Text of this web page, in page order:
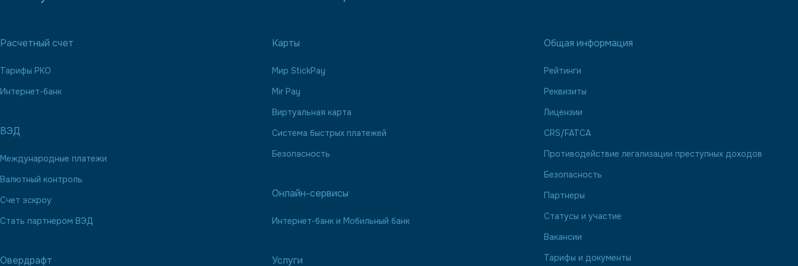
Расчетный счет
Тарифы РКО
Интернет-банк
ВЭД
Международные платежи
Валютный контроль
Счет эскроу
Стать партнером ВЭД
Овердрафт
Карты
Мир StickPay
Mir Pay
Виртуальная карта
Система быстрых платежей
Безопасность
Онлайн-сервисы
Интернет-банк и Мобильный банк
Услуги
Общая информация
Рейтинги
Реквизиты
Лицензии
CRS/FATCA
Противодействие легализации преступных доходов
Безопасность
Партнеры
Статусы и участие
Вакансии
Тарифы и документы